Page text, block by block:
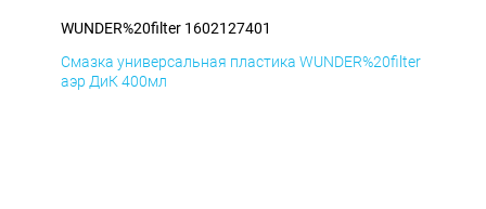
WUNDER%20filter 1602127401
Смазка универсальная пластика WUNDER%20filter
аэр ДиК 400мл